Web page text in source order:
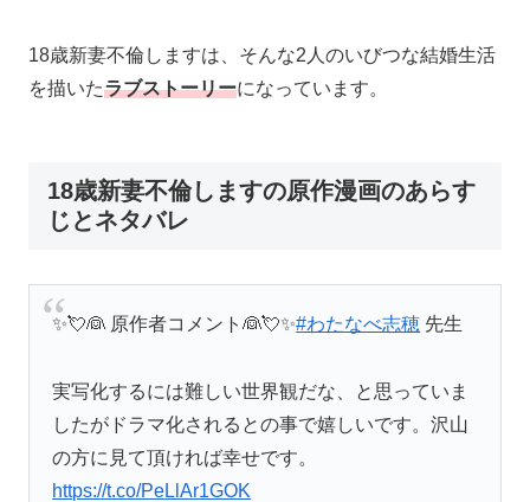
18歳新妻不倫しますは、そんな2人のいびつな結婚生活
を描いたラブストーリーになっています。
18歳新妻不倫しますの原作漫画のあらす
じとネタバレ
✨💘👰 原作者コメント👰💘✨#わたなべ志穂 先生
実写化するには難しい世界観だな、と思っていま
したがドラマ化されるとの事で嬉しいです。沢山
の方に見て頂ければ幸せです。
https://t.co/PeLlAr1GOK